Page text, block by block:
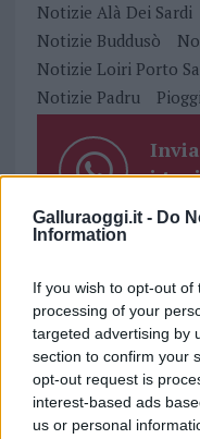
Galluraoggi.it - Do
Information
If you wish to opt-out
processing of your
targeted advertising by
section to confirm your
opt-out request is
interest-based ads
us or personal
Notizie Alà Dei Sardi
Notizie Buddusò
Notizie Loiri Porto
Notizie Padru
i
Su
345